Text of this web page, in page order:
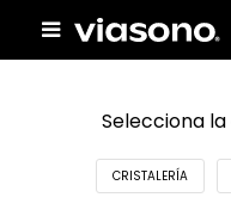

Selecciona
CRISTALERÍA